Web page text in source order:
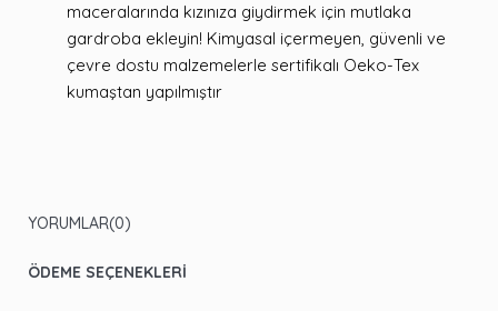
maceralarında kızınıza giydirmek için mutlaka
gardroba ekleyin! Kimyasal içermeyen, güvenli ve
çevre dostu malzemelerle sertifikalı Oeko-Tex
kumaştan yapılmıştır
YORUMLAR(0)
ÖDEME SEÇENEKLERI